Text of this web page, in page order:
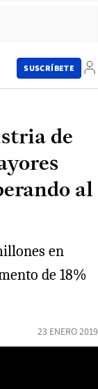
SUSCRÍBETE
de
al
en
de 18%
23 ENERO 2019